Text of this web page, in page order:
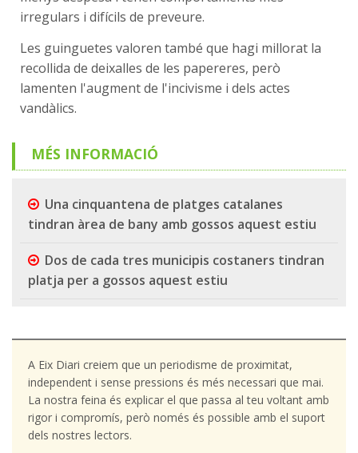
irregulars i difícils de preveure.
Les guinguetes valoren també que hagi millorat la
recollida de deixalles de les papereres, però
lamenten l'augment de l'incivisme i dels actes
vandàlics.
MÉS INFORMACIÓ
Una cinquantena de platges catalanes
tindran àrea de bany amb gossos aquest estiu
Dos de cada tres municipis costaners tindran
platja per a gossos aquest estiu
A Eix Diari creiem que un periodisme de proximitat,
independent i sense pressions és més necessari que mai.
La nostra feina és explicar el que passa al teu voltant amb
rigor i compromís, però només és possible amb el suport
dels nostres lectors.